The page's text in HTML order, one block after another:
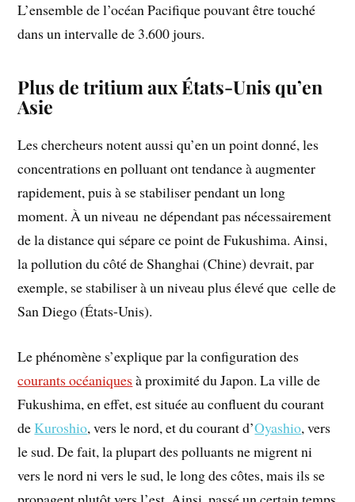
L’ensemble de l’océan Pacifique pouvant être touché
dans un intervalle de 3.600 jours.
Plus de tritium aux États-Unis qu’en
Asie
Les chercheurs notent aussi qu’en un point donné, les
concentrations en polluant ont tendance à augmenter
rapidement, puis à se stabiliser pendant un long
moment. À un niveau ne dépendant pas nécessairement
de la distance qui sépare ce point de Fukushima. Ainsi,
la pollution du côté de Shanghai (Chine) devrait, par
exemple, se stabiliser à un niveau plus élevé que celle de
San Diego (États-Unis).
Le phénomène s’explique par la configuration des
courants océaniques à proximité du Japon. La ville de
Fukushima, en effet, est située au confluent du courant
deKuroshio, vers le nord, et du courant d’Oyashio, vers
le sud. De fait, la plupart des polluants ne migrent ni
vers le nord ni vers le sud, le long des côtes, mais ils se